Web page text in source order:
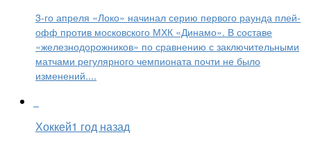
3-го апреля «Локо» начинал серию первого раунда плей-
офф против московского МХК «Динамо». В составе
«железнодорожников» по сравнению с заключительными
матчами регулярного чемпионата почти не было
изменений....
Хоккей1 год назад